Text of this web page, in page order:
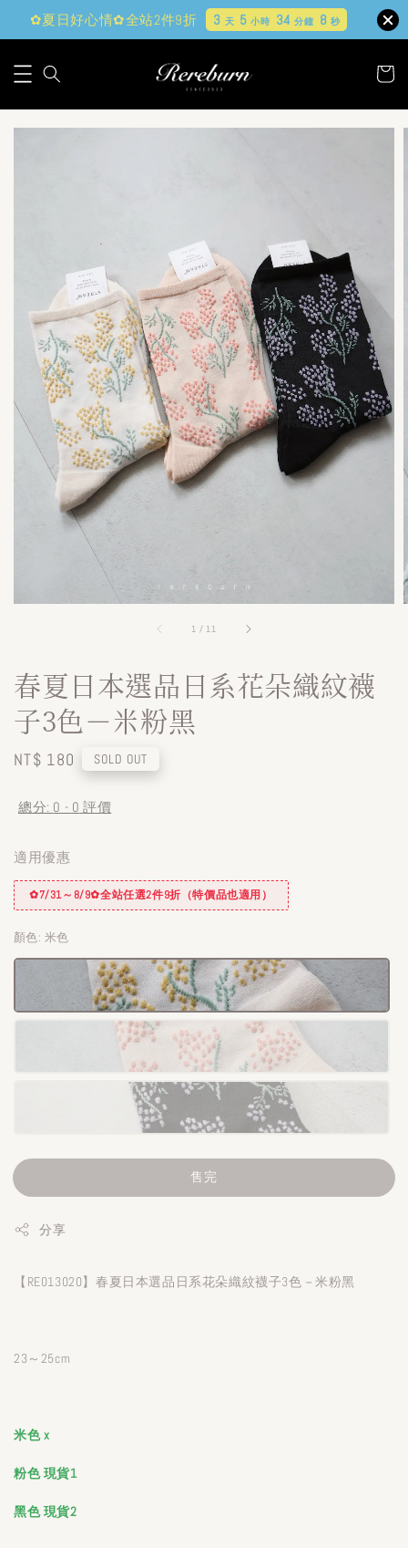
✿夏日好心情✿全站2件9折 3 天 5小時 34分鐘 6 秒
1 / 11
春夏日本選品日系花朵織紋襪
子3色－米粉黑
Regular
NT$ 180 SOLD OUT
總分: 0 - 0 評價
適用優惠
✿7/31～8/9✿全站任選2件9折（特價品也適用）
顏色: 米色
售完
分享
【RE013020】春夏日本選品日系花朵織紋襪子3色－米粉黑
23～25cm
米色 x
粉色 現貨1
黑色 現貨2